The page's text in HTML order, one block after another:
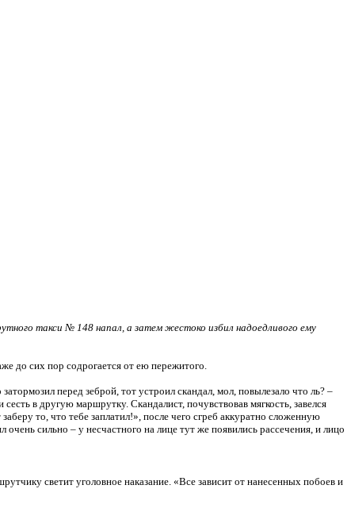
такси № 148 напал, а затем жестоко избил надоедливого ему
до сих пор содрогается от ею пережитого.
перед зеброй, тот устроил скандал, мол, повылезало что ль? –
в другую маршрутку. Скандалист, почувствовав мягкость, завелся
то, что тебе заплатил!», после чего сгреб аккуратно сложенную
сильно – у несчастного на лице тут же появились рассечения, и лицо
светит уголовное наказание. «Все зависит от нанесенных побоев и